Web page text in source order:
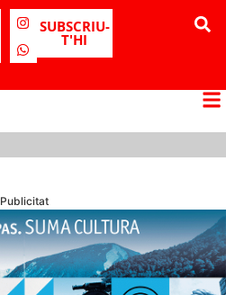
SUBSCRIU-
T'HI
Publicitat